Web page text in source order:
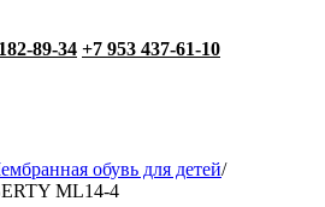
89-34 +7 953 437-61-10
обувь для детей/
ML14-4